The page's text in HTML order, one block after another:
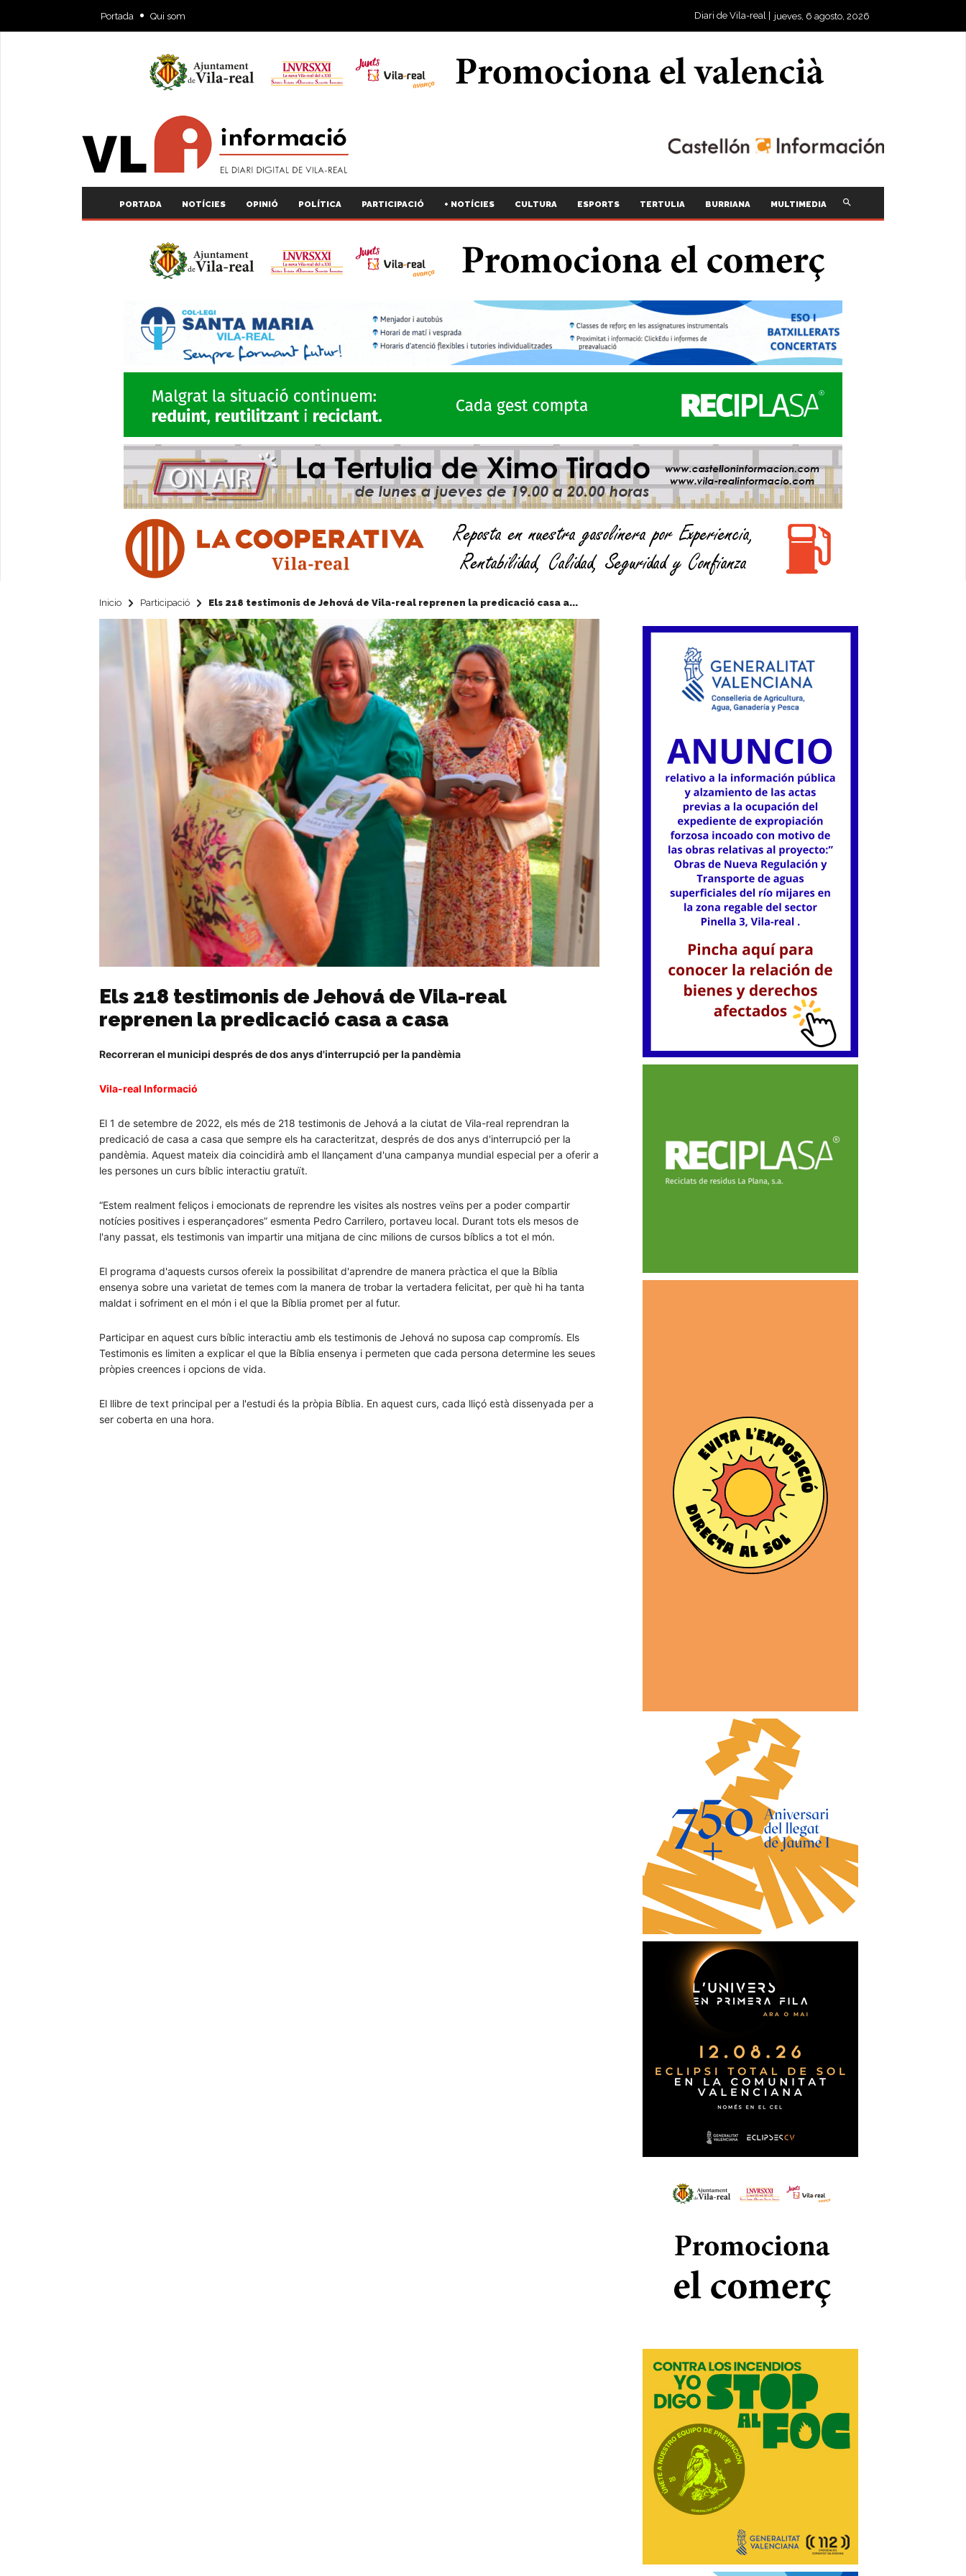
Portada Qui som Diari de Vila-real | jueves, 6 agosto, 2026
PORTADA NOTÍCIES OPINIÓ POLÍTICA PARTICIPACIÓ + NOTÍCIES CULTURA ESPORTS TERTULIA BURRIANA MULTIMEDIA
Inicio Participació Els 218 testimonis de Jehová de Vila-real reprenen la predicació casa a...
Els 218 testimonis de Jehová de Vila-real
reprenen la predicació casa a casa
Recorreran el municipi després de dos anys d'interrupció per la pandèmia
Vila-real Informació
El 1 de setembre de 2022, els més de 218 testimonis de Jehová a la ciutat de Vila-real reprendran la
predicació de casa a casa que sempre els ha caracteritzat, després de dos anys d'interrupció per la
pandèmia. Aquest mateix dia coincidirà amb el llançament d'una campanya mundial especial per a oferir a
les persones un curs bíblic interactiu gratuït.
“Estem realment feliços i emocionats de reprendre les visites als nostres veïns per a poder compartir
notícies positives i esperançadores” esmenta Pedro Carrilero, portaveu local. Durant tots els mesos de
l'any passat, els testimonis van impartir una mitjana de cinc milions de cursos bíblics a tot el món.
El programa d'aquests cursos ofereix la possibilitat d'aprendre de manera pràctica el que la Bíblia
ensenya sobre una varietat de temes com la manera de trobar la vertadera felicitat, per què hi ha tanta
maldat i sofriment en el món i el que la Bíblia promet per al futur.
Participar en aquest curs bíblic interactiu amb els testimonis de Jehová no suposa cap compromís. Els
Testimonis es limiten a explicar el que la Bíblia ensenya i permeten que cada persona determine les seues
pròpies creences i opcions de vida.
El llibre de text principal per a l'estudi és la pròpia Bíblia. En aquest curs, cada lliçó està dissenyada per a
ser coberta en una hora.